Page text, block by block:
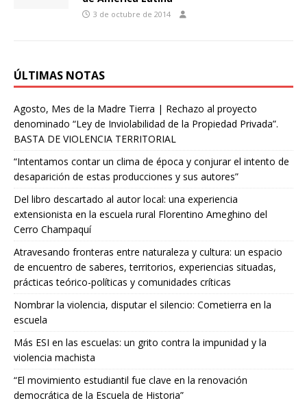
3 de octubre de 2014
ÚLTIMAS NOTAS
Agosto, Mes de la Madre Tierra | Rechazo al proyecto
denominado “Ley de Inviolabilidad de la Propiedad Privada”.
BASTA DE VIOLENCIA TERRITORIAL
“Intentamos contar un clima de época y conjurar el intento de
desaparición de estas producciones y sus autores”
Del libro descartado al autor local: una experiencia
extensionista en la escuela rural Florentino Ameghino del
Cerro Champaquí
Atravesando fronteras entre naturaleza y cultura: un espacio
de encuentro de saberes, territorios, experiencias situadas,
prácticas teórico-políticas y comunidades críticas
Nombrar la violencia, disputar el silencio: Cometierra en la
escuela
Más ESI en las escuelas: un grito contra la impunidad y la
violencia machista
“El movimiento estudiantil fue clave en la renovación
democrática de la Escuela de Historia”